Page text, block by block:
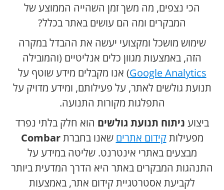
הכי נצפים, מה משך זמן השהייה הממוצע של
המבקרים ומה הם עושים באתר בכלל?
שימוש מושכל ומקצועי יעשה את ההבדל במקרה
הזה, באמצעות מגוון כלים אנליטיים (והמובילה
Google Analytics) אנו מקבלים מידע שוטף על
תנועת גולשים לאתר, על פעילותם, ומידע מדויק על
התפלגות מקורות התנועה.
ביצוע ניתוח תנועת גולשים הוא חלק בלתי נפרד
מפעילותקידום אתרים שאנו בחברתCombar
מבצעים באתרי אינטרנט. שליטה במידע על
התנהגות המבקרים באתר היא הדרך המדעית ביותר
לקביעת אסטרטגיית קידום אתר, באמצעות